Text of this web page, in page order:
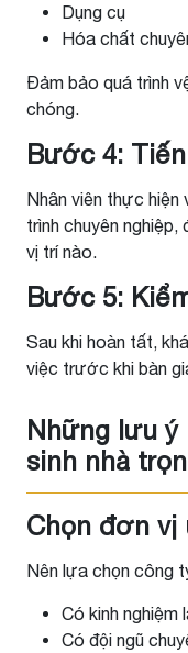
Dụng cụ
Hóa chất
Đảm bảo quá trình
chóng.
Bước 4:
Nhân viên thực
trình chuyên
vị trí nào.
Bước 5:
Sau khi hoàn tất,
việc trước khi bàn
Những lưu ý
sinh nhà
Chọn đơn vị
Nên lựa chọn công
Có kinh nghiệm
Có đội ngũ